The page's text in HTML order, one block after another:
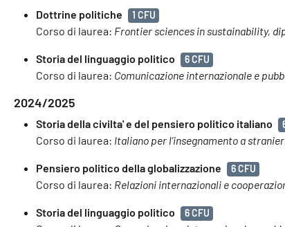
Dottrine politiche 1 CFU
Corso di laurea: Frontier sciences in sustainability,
Storia del linguaggio politico 6 CFU
Corso di laurea: Comunicazione internazionale e
2024/2025
Storia della civilta' e del pensiero politico italiano
Corso di laurea: Italiano per l'insegnamento a
Pensiero politico della globalizzazione 6 CFU
Corso di laurea: Relazioni internazionali e
Storia del linguaggio politico 6 CFU